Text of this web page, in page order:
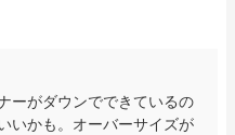
ーがダウンでできているの
いかも。オーバーサイズが